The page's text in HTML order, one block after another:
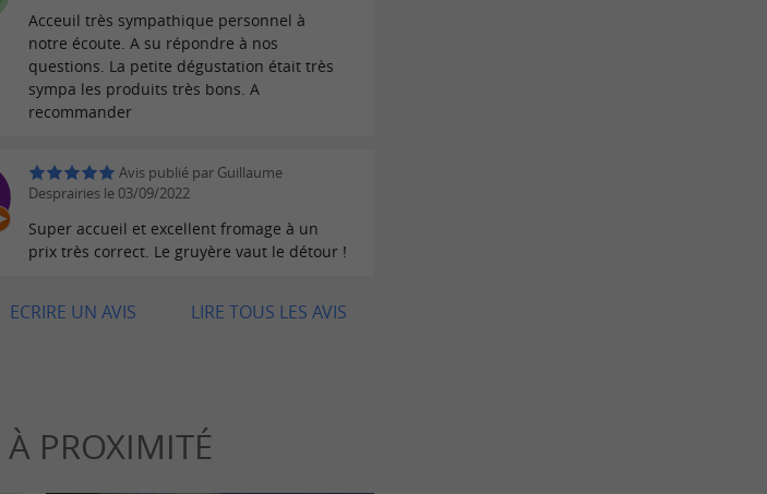
Acceuil très sympathique personnel à
notre écoute. A su répondre à nos
questions. La petite dégustation était très
sympa les produits très bons. A
recommander
Avis publié par Guillaume
Desprairies le 03/09/2022
Super accueil et excellent fromage à un
prix très correct. Le gruyère vaut le détour !
LIRE TOUS LES AVIS
ECRIRE UN AVIS
À PROXIMITÉ